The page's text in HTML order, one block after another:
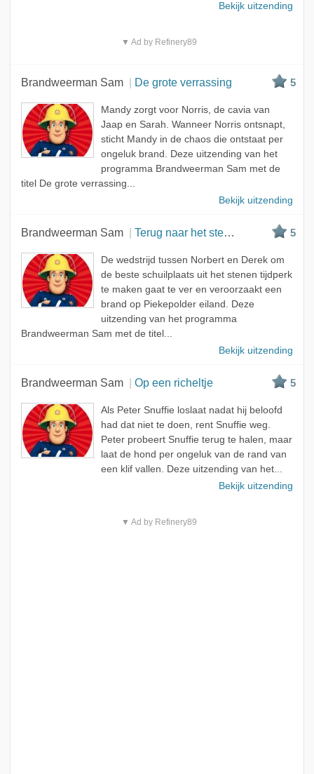
Bekijk uitzending
▼ Ad by Refinery89
Brandweerman Sam De grote verrassing 5
Mandy zorgt voor Norris, de cavia van
Jaap en Sarah. Wanneer Norris ontsnapt,
sticht Mandy in de chaos die ontstaat per
ongeluk brand. Deze uitzending van het
programma Brandweerman Sam met de
titel De grote verrassing...
Bekijk uitzending
Brandweerman Sam Terug naar het stenen tijdperk 5
De wedstrijd tussen Norbert en Derek om
de beste schuilplaats uit het stenen tijdperk
te maken gaat te ver en veroorzaakt een
brand op Piekepolder eiland. Deze
uitzending van het programma
Brandweerman Sam met de titel...
Bekijk uitzending
Brandweerman Sam Op een richeltje 5
Als Peter Snuffie loslaat nadat hij beloofd
had dat niet te doen, rent Snuffie weg.
Peter probeert Snuffie terug te halen, maar
laat de hond per ongeluk van de rand van
een klif vallen. Deze uitzending van het...
Bekijk uitzending
▼ Ad by Refinery89